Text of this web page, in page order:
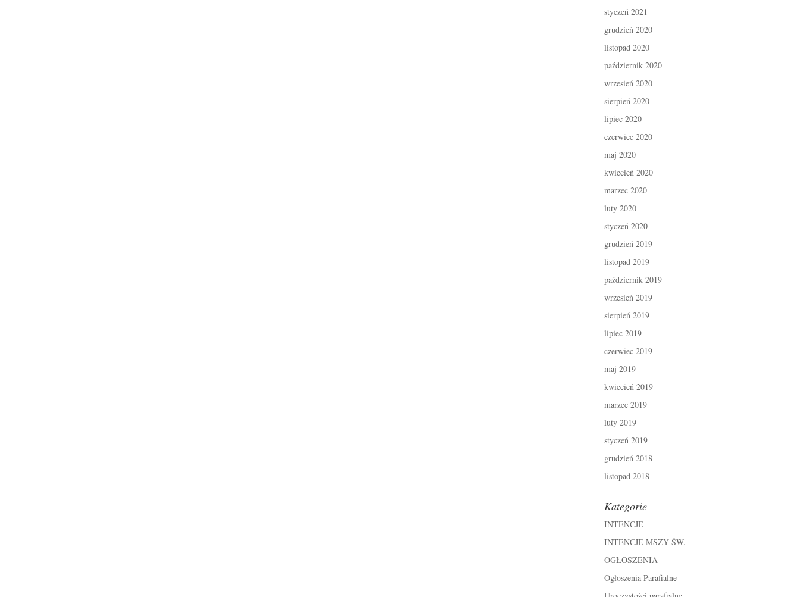
styczeń 2021
grudzień 2020
listopad 2020
październik 2020
wrzesień 2020
sierpień 2020
lipiec 2020
czerwiec 2020
maj 2020
kwiecień 2020
marzec 2020
luty 2020
styczeń 2020
grudzień 2019
listopad 2019
październik 2019
wrzesień 2019
sierpień 2019
lipiec 2019
czerwiec 2019
maj 2019
kwiecień 2019
marzec 2019
luty 2019
styczeń 2019
grudzień 2018
listopad 2018
Kategorie
INTENCJE
INTENCJE MSZY ŚW.
OGŁOSZENIA
Ogłoszenia Parafialne